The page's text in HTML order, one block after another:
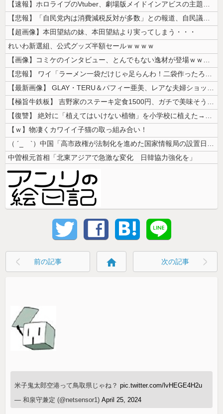
【速報】ホロライブのVtuber、劇場版メイドインアビスの主題歌決定w...
【悲報】「自民党内は消費減税反対が多数」との報道、自民議員の内部証言と...
【超画像】本田望結の妹、本田望結より実ってしまう・・・
れいわ新選組、公式グッズ半額セールｗｗｗｗ
【画像】コミケのインタビュー、とんでもない逸材が登場ｗｗｗｗｗｗ 【P...
【悲報】 ワイ「ラーメン一袋だけじゃ足らんわ！二袋作ったろ！」→結果ｗ...
【最新画像】 GLAY・TERU＆パフィー亜美、レアな夫婦ショットを公...
【極旨牛鉄板】 吉野家のステーキ定食1500円、ガチで美味そうｗｗｗ
【復讐】 絶対に「植えてはいけない植物」を小学校に植えた→20年経って...
【ｗ】物凄くカワイイ子猫の取っ組み合い！
（ ´_ゝ`）中国「高市政権が法制化を進めた国家情報局の設置日が7月3...
中曽根元首相「北東アジアで急激な変化 日韓協力強化を」
前の記事 home 次の記事
米子鬼太郎空港って鳥取県じゃね？pic.twitter.com/lvHEGE4H2u
— 和泉守兼定 (@netsensor1)April 25, 2024